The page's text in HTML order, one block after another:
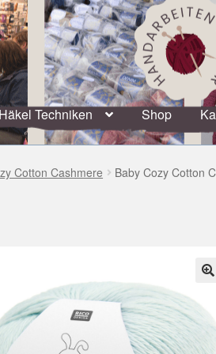
Häkel Techniken Shop
Cotton Cashmere Baby Cozy Cotton